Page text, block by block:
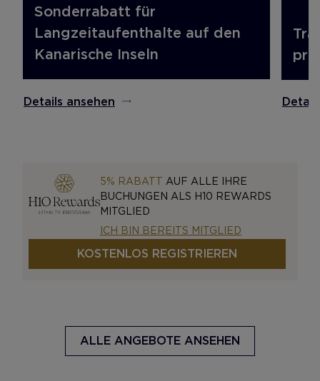
Sonderrabatt für
Langzeitaufenthalte auf den
Kanarische Inseln
Details ansehen
5% RABATT AUF ALLE IHRE
BUCHUNGEN ALS H10 REWARDS
MITGLIED
ICH BIN BEREITS MITGLIED
KOSTENLOS REGISTRIEREN
ALLE ANGEBOTE ANSEHEN